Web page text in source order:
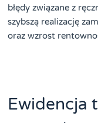
błędy związane z
szybszą realizację
oraz wzrost
Ewidencja